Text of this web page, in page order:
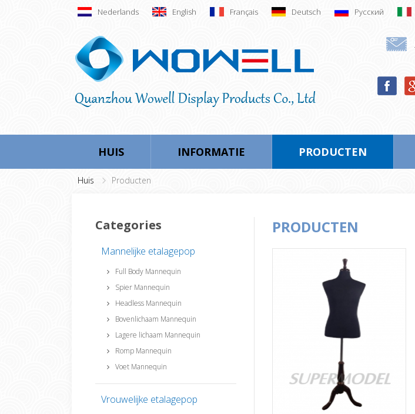
Nederlands English Français Deutsch Русский
HUIS INFORMATIE PRODUCTEN
Huis Producten
Categories
Mannelijke etalagepop
Full Body Mannequin
Spier Mannequin
Headless Mannequin
Bovenlichaam Mannequin
Lagere lichaam Mannequin
Romp Mannequin
Voet Mannequin
Vrouwelijke etalagepop
PRODUCTEN